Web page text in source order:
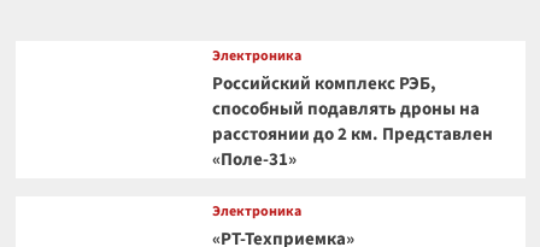
Электроника
Российский комплекс РЭБ,
способный подавлять дроны на
расстоянии до 2 км. Представлен
«Поле-31»
Электроника
«РТ-Техприемка»